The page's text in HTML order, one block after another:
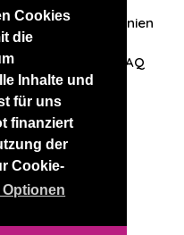
Cookies
die
Inhalte und
für uns
finanziert
der
Cookie-
Datenschutzrichtlinien
auf FAQ
Websites
RussianKisses